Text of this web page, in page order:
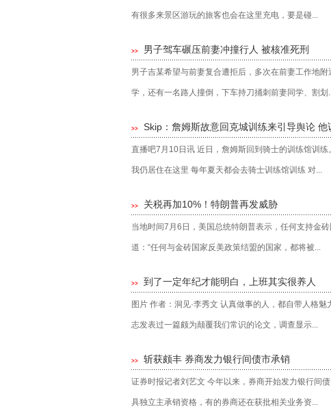
有很多来景区游玩的旅客也会在这里充电，要是碰...
>> 男子驾车碾压前妻冲撞行人 被核准死刑
男子吉某希望与前妻复合遭拒后，多次在前妻工作地
学，还有一名路人撞倒，下车持刀捅刺前妻同学、割划
>> Skip：詹姆斯故意回克城训练来引导舆论
直播吧7月10日讯 近日，詹姆斯回到骑士的训练馆训
我仍居住在这里 每年夏天都会去骑士训练馆训练 对...
>> 关税再加10%！特朗普再发威胁
当地时间7月6日，美国总统特朗普表示，任何支持金
道：“任何与金砖国家反美政策结盟的国家，都将被...
>> 到了一定年纪才能明白，上班其实很养人
图片 作者：洞见·李秀文 认真做事的人，都自带人格
志发表过一篇颇为颠覆我们常识的论文，调查显示...
>> 斩获颇丰 券商发力银行间债市承销
证券时报记者刘艺文 今年以来，券商开始发力银行间
具独立主承销资格，有的券商还在获批相关业务资...